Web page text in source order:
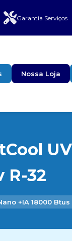
Garantia Serviços
Nossa Loja
R-32
+IA 18000